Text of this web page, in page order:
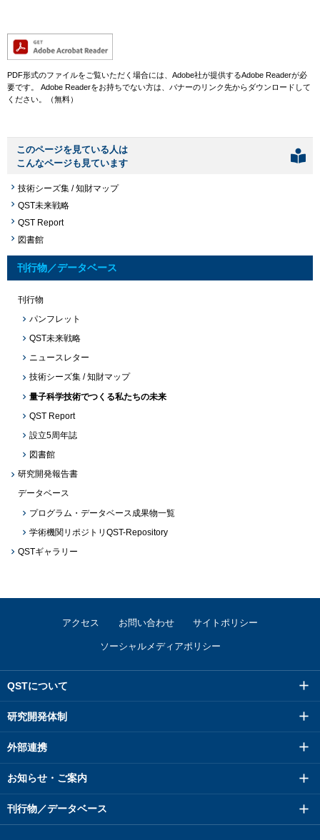
PDF形式のファイルをご覧いただく場合には、Adobe社が提供するAdobe Readerが必
要です。
Adobe Readerをお持ちでない方は、バナーのリンク先からダウンロードして
ください。（無料）
このページを見ている人は
こんなページも見ています
技術シーズ集 / 知財マップ
QST未来戦略
QST Report
図書館
刊行物／データベース
刊行物
パンフレット
QST未来戦略
ニュースレター
技術シーズ集 / 知財マップ
量子科学技術でつくる私たちの未来
QST Report
設立5周年誌
図書館
研究開発報告書
データベース
プログラム・データベース成果物一覧
学術機関リポジトリQST-Repository
QSTギャラリー
アクセス お問い合わせ サイトポリシー
ソーシャルメディアポリシー
QSTについて
研究開発体制
外部連携
お知らせ・ご案内
刊行物／データベース